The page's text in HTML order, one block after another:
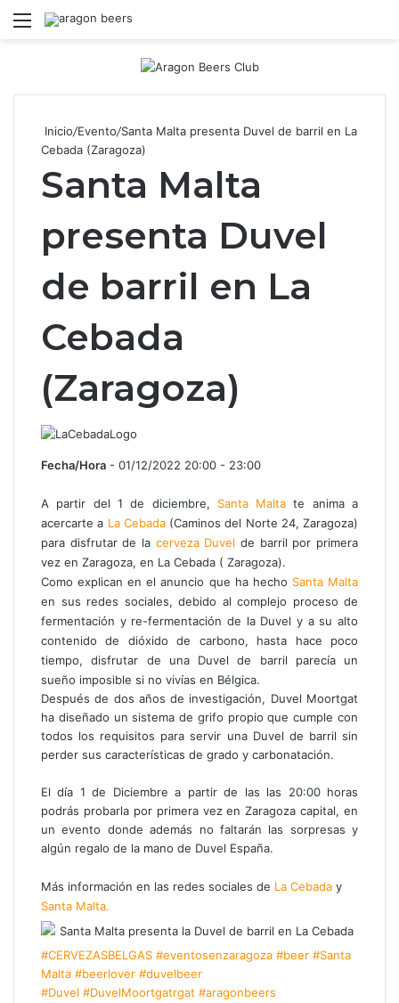
Menú
Inicio/Evento/Santa Malta presenta Duvel de barril en La
Cebada (Zaragoza)
Santa Malta
presenta Duvel
de barril en La
Cebada
(Zaragoza)
Fecha/Hora - 01/12/2022 20:00 - 23:00
A partir del 1 de diciembre, Santa Malta te anima a
acercarte a La Cebada(Caminos del Norte 24, Zaragoza)
para disfrutar de la cerveza Duvel de barril por primera
vez en Zaragoza, en La Cebada ( Zaragoza).
Como explican en el anuncio que ha hecho Santa Malta
en sus redes sociales, debido al complejo proceso de
fermentación y re-fermentación de la Duvel y a su alto
contenido de dióxido de carbono, hasta hace poco
tiempo, disfrutar de una Duvel de barril parecía un
sueño imposible si no vivías en Bélgica.
Después de dos años de investigación, Duvel Moortgat
ha diseñado un sistema de grifo propio que cumple con
todos los requisitos para servir una Duvel de barril sin
perder sus características de grado y carbonatación.
El día 1 de Diciembre a partir de las las 20:00 horas
podrás probarla por primera vez en Zaragoza capital, en
un evento donde además no faltarán las sorpresas y
algún regalo de la mano de Duvel España.
Más información en las redes sociales de La Cebada y
Santa Malta.
#CERVEZASBELGAS #eventosenzaragoza #beer #Santa
Malta #beerlover #duvelbeer
#Duvel #DuvelMoortgatrgat #aragonbeers